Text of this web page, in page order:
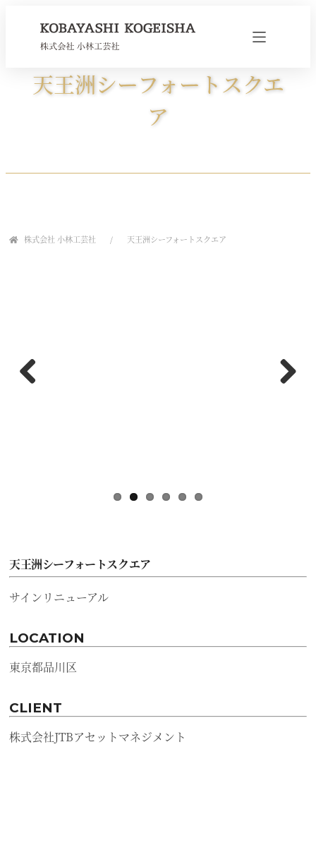
天王洲シーフォートスクエ
ア
株式会社 小林工芸社 天王洲シーフォートスクエア
天王洲シーフォートスクエア
サインリニューアル
LOCATION
東京都品川区
CLIENT
株式会社JTBアセットマネジメント